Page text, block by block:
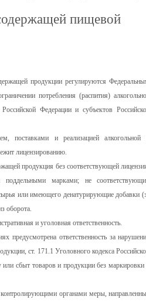
пищевой
продукции регулируются
потребления (распития)
Федерации и субъектов
поставками и реализацией алкогольной
лицензированию.
продукция без соответствующей
марками; не
или имеющего денатурирующие добавки
оборота.
и уголовная ответственность.
предусмотрена ответственность за
ст. 171.1 Уголовного кодекса
или сбыт товаров и продукции без маркировки
органами меры,